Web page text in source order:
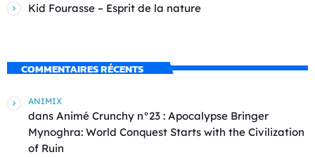
Kid Fourasse – Esprit de la nature
COMMENTAIRES RÉCENTS
ANIMIX
dans Animé Crunchy n°23 : Apocalypse Bringer
Mynoghra: World Conquest Starts with the Civilization
of Ruin